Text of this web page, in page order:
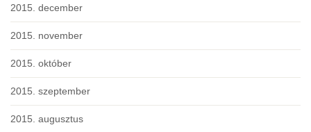
2015. december
2015. november
2015. október
2015. szeptember
2015. augusztus